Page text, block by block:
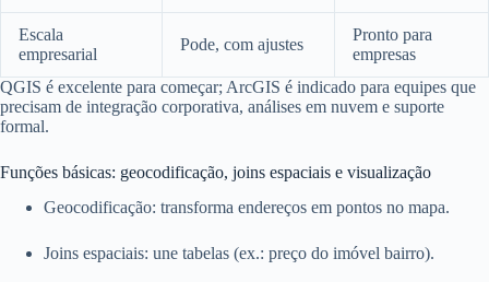
Escala
empresarial
Pode, com ajustes
Pronto para
empresas
QGIS é excelente para começar; ArcGIS é indicado para equipes que
precisam de integração corporativa, análises em nuvem e suporte
formal.
Funções básicas: geocodificação, joins espaciais e visualização
Geocodificação: transforma endereços em pontos no mapa.
Joins espaciais: une tabelas (ex.: preço do imóvel bairro).